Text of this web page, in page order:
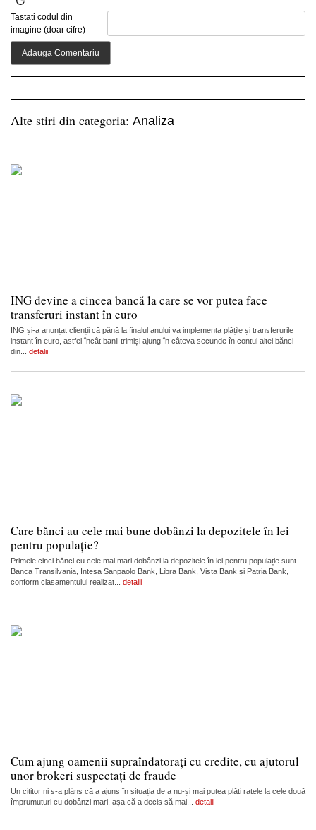
Tastati codul din
imagine (doar cifre)
Alte stiri din categoria: Analiza
ING devine a cincea bancă la care se vor putea face
transferuri instant în euro
ING și-a anunțat clienții că până la finalul anului va implementa plățile și transferurile
instant în euro, astfel încât banii trimiși ajung în câteva secunde în contul altei bănci
din... detalii
Care bănci au cele mai bune dobânzi la depozitele în lei
pentru populație?
Primele cinci bănci cu cele mai mari dobânzi la depozitele în lei pentru populație sunt
Banca Transilvania, Intesa Sanpaolo Bank, Libra Bank, Vista Bank și Patria Bank,
conform clasamentului realizat... detalii
Cum ajung oamenii supraîndatorați cu credite, cu ajutorul
unor brokeri suspectați de fraude
Un cititor ni s-a plâns că a ajuns în situația de a nu-și mai putea plăti ratele la cele două
împrumuturi cu dobânzi mari, așa că a decis să mai... detalii